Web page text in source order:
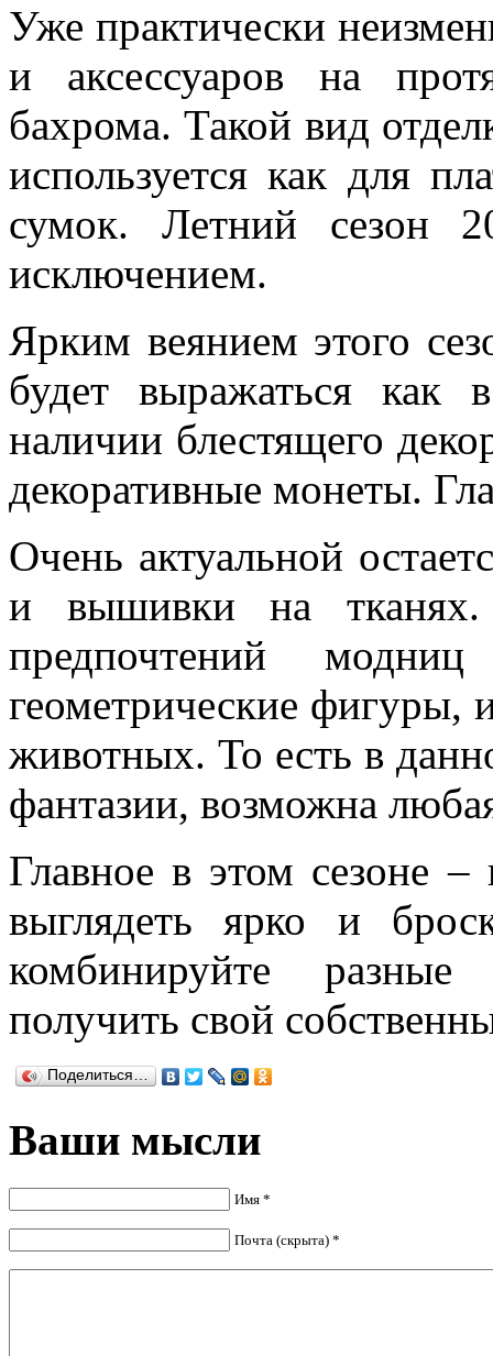
Уже практически
и аксессуаров на
бахрома. Такой вид
используется как для
сумок. Летний сезон
исключением.
Ярким веянием этого
будет выражаться как
наличии блестящего
декоративные монеты.
Очень актуальной
и вышивки на
предпочтений
геометрические фигуры,
животных. То есть в
фантазии, возможна
Главное в этом сезоне –
выглядеть ярко и
комбинируйте
получить свой
Поделиться…
Ваши мысли
Имя *
Почта (скрыта) *